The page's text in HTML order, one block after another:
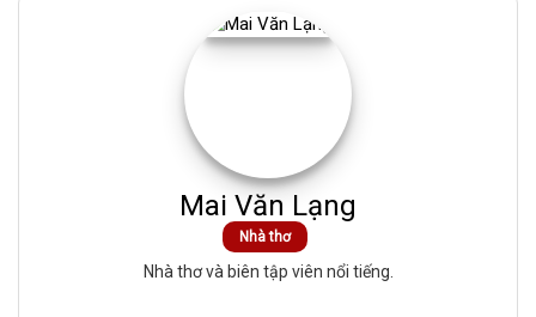
Mai Văn Lạng
Nhà thơ
Nhà thơ và biên tập viên nổi tiếng.